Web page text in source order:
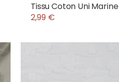
Tissu Coton Uni Marine
2,99 €